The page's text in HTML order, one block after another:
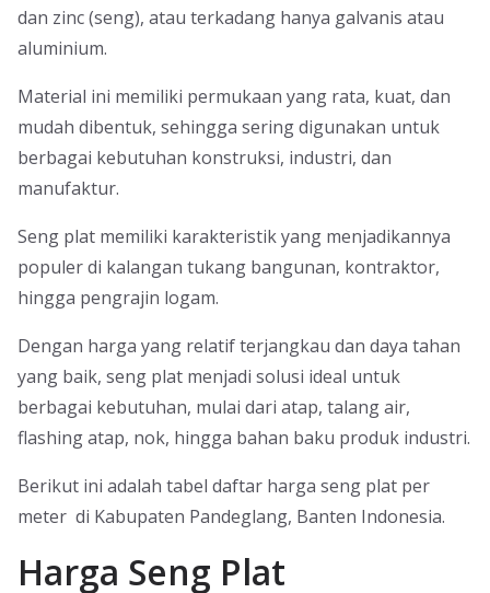
dan zinc (seng), atau terkadang hanya galvanis atau
aluminium.
Material ini memiliki permukaan yang rata, kuat, dan
mudah dibentuk, sehingga sering digunakan untuk
berbagai kebutuhan konstruksi, industri, dan
manufaktur.
Seng plat memiliki karakteristik yang menjadikannya
populer di kalangan tukang bangunan, kontraktor,
hingga pengrajin logam.
Dengan harga yang relatif terjangkau dan daya tahan
yang baik, seng plat menjadi solusi ideal untuk
berbagai kebutuhan, mulai dari atap, talang air,
flashing atap, nok, hingga bahan baku produk industri.
Berikut ini adalah tabel daftar harga seng plat per
meter di Kabupaten Pandeglang, Banten Indonesia.
Harga Seng Plat